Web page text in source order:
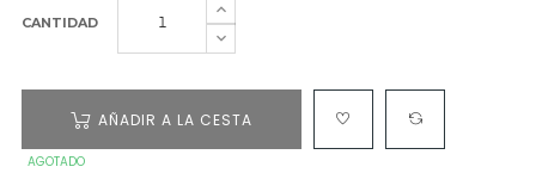
CANTIDAD
AÑADIR A LA CESTA
AGOTADO